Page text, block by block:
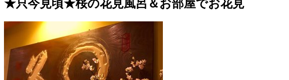
★只今見頃★桜の花見風呂＆お部屋でお花見